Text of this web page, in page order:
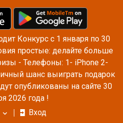
Конкурс с 1 января по 30
простые: делайте больше
- Телефоны: 1- iPhone 2-
шанс выиграть подарок
опубликованы на сайте 30
2026 года !
Вход